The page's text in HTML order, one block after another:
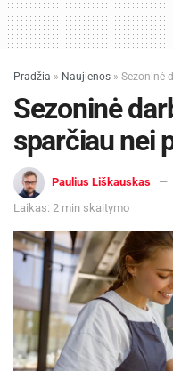
Pradžia » Naujienos » Sezoninė
Sezoninė
sparčiau nei
Paulius Liškauskas
Laikas: 2 min skaitymo